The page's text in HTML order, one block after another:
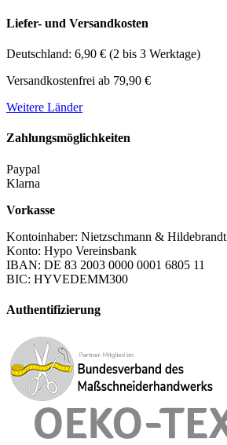
Liefer- und Versandkosten
Deutschland: 6,90 € (2 bis 3 Werktage)
Versandkostenfrei ab 79,90 €
Weitere Länder
Zahlungsmöglichkeiten
Paypal
Klarna
Vorkasse
Kontoinhaber: Nietzschmann & Hildebrandt
Konto: Hypo Vereinsbank
IBAN: DE 83 2003 0000 0001 6805 11
BIC: HYVEDEMM300
Authentifizierung